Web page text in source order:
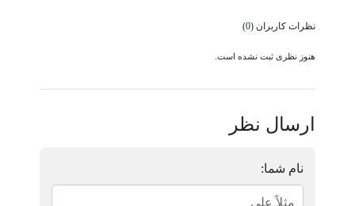
نظرات کاربران (0)
هنوز نظری ثبت نشده است.
ارسال نظر
نام شما: